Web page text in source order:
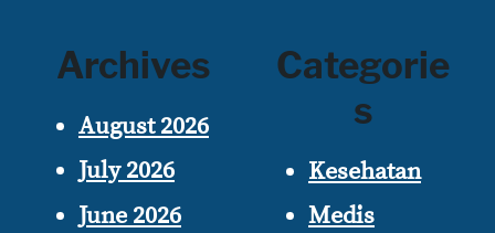
Archives
August 2026
July 2026
June 2026
Categorie
s
Kesehatan
Medis